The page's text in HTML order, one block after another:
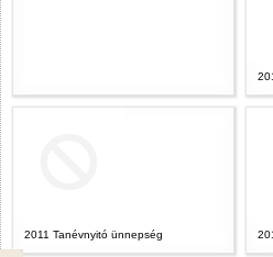
2011 Tanévnyitó ünnepség